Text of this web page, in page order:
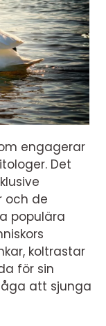
engagerar
Det
och de
populära
koltrastar
för sin
att sjunga